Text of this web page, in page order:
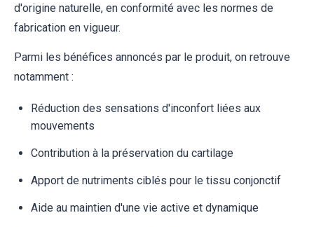
d'origine naturelle, en conformité avec les normes de
fabrication en vigueur.
Parmi les bénéfices annoncés par le produit, on retrouve
notamment :
Réduction des sensations d'inconfort liées aux
mouvements
Contribution à la préservation du cartilage
Apport de nutriments ciblés pour le tissu conjonctif
Aide au maintien d'une vie active et dynamique